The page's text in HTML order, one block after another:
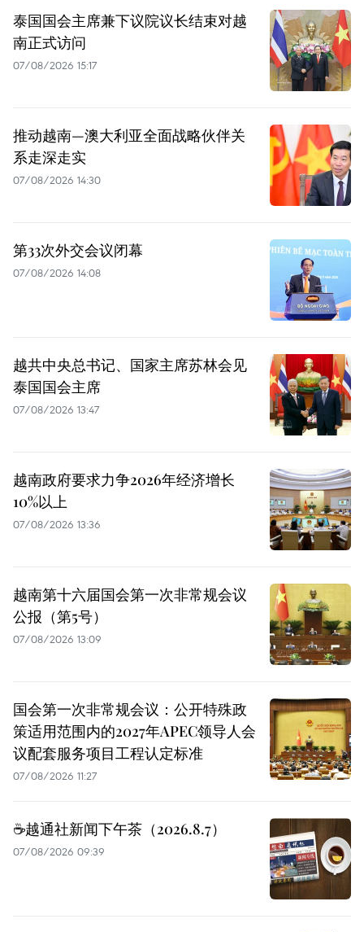
泰国国会主席兼下议院议长结束对越
南正式访问
07/08/2026 15:17
推动越南—澳大利亚全面战略伙伴关
系走深走实
07/08/2026 14:30
第33次外交会议闭幕
07/08/2026 14:08
越共中央总书记、国家主席苏林会见
泰国国会主席
07/08/2026 13:47
越南政府要求力争2026年经济增长
10%以上
07/08/2026 13:36
越南第十六届国会第一次非常规会议
公报（第5号）
07/08/2026 13:09
国会第一次非常规会议：公开特殊政
策适用范围内的2027年APEC领导人会
议配套服务项目工程认定标准
07/08/2026 11:27
☕️越通社新闻下午茶（2026.8.7）
07/08/2026 09:39